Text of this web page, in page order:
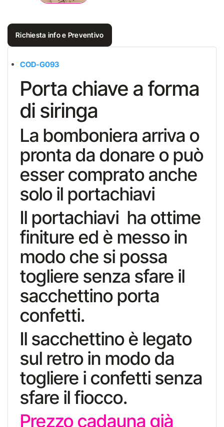
Richiesta info e Preventivo
COD-G093
Porta chiave a forma
di siringa
La bomboniera arriva o
pronta da donare o può
esser comprato anche
solo il portachiavi
Il portachiavi ha ottime
finiture ed è messo in
modo che si possa
togliere senza sfare il
sacchettino porta
confetti.
Il sacchettino è legato
sul retro in modo da
togliere i confetti senza
sfare il fiocco.
Prezzo cadauna già